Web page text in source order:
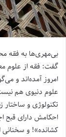
بی‌مهری‌ها به فقه
گفت: فقه از علوم
امروز آمده‌اند و
علوم دنیوی هم
تکنولوژی و
احکامش دارای قبح
کشانده»! و